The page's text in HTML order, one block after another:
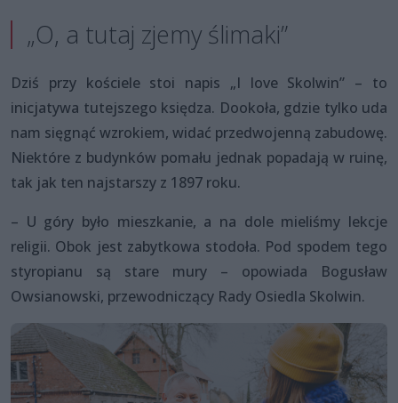
„O, a tutaj zjemy ślimaki”
Dziś przy kościele stoi napis „I love Skolwin” – to
inicjatywa tutejszego księdza. Dookoła, gdzie tylko uda
nam sięgnąć wzrokiem, widać przedwojenną zabudowę.
Niektóre z budynków pomału jednak popadają w ruinę,
tak jak ten najstarszy z 1897 roku.
– U góry było mieszkanie, a na dole mieliśmy lekcje
religii. Obok jest zabytkowa stodoła. Pod spodem tego
styropianu są stare mury – opowiada Bogusław
Owsianowski, przewodniczący Rady Osiedla Skolwin.